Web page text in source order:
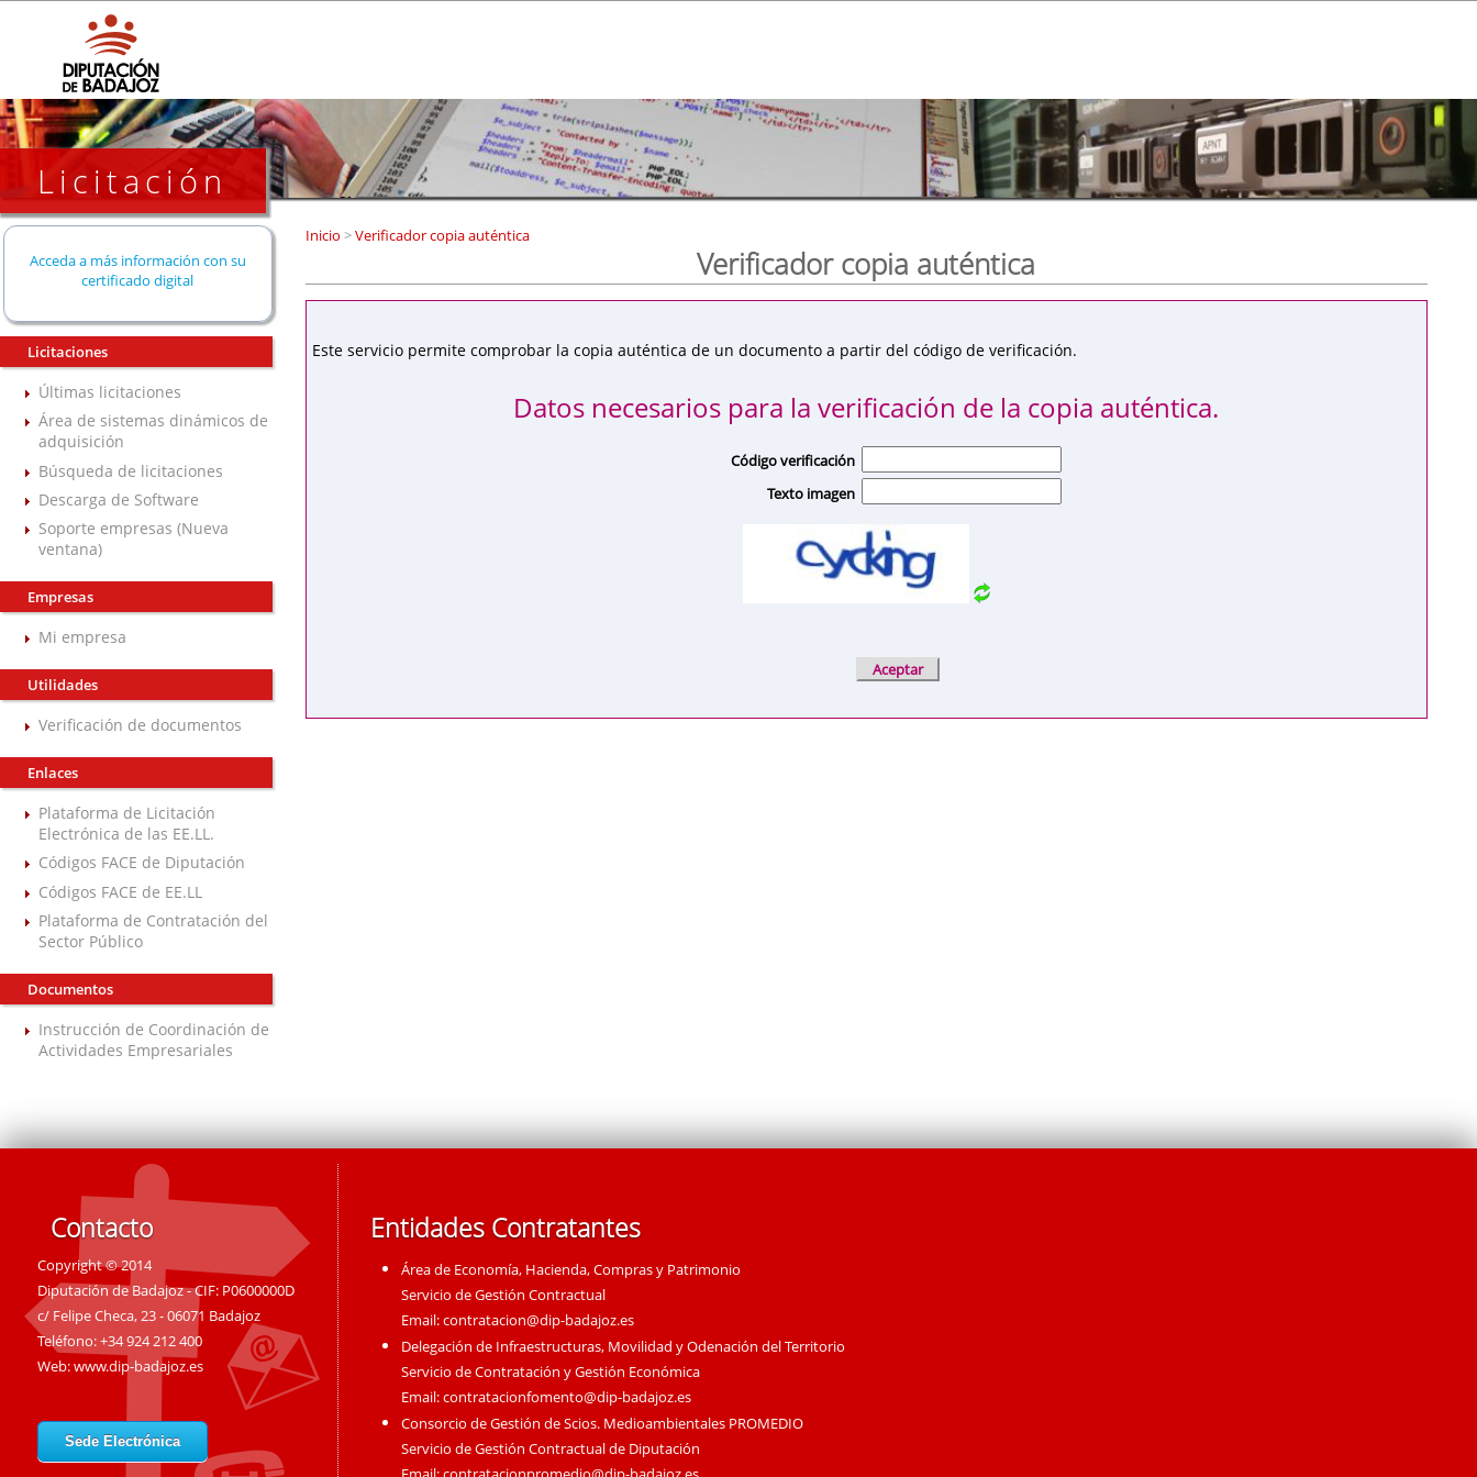
Licitación
Acceda a más información con su
certificado digital
Licitaciones
Últimas licitaciones
Área de sistemas dinámicos de
adquisición
Búsqueda de licitaciones
Descarga de Software
Soporte empresas (Nueva
ventana)
Empresas
Mi empresa
Utilidades
Verificación de documentos
Enlaces
Plataforma de Licitación
Electrónica de las EE.LL.
Códigos FACE de Diputación
Códigos FACE de EE.LL
Plataforma de Contratación del
Sector Público
Documentos
Instrucción de Coordinación de
Actividades Empresariales
Inicio >Verificador copia auténtica
Verificador copia auténtica
Este servicio permite comprobar la copia auténtica de un documento a partir del código de verificación.
Datos necesarios para la verificación de la copia auténtica.
Código verificación
Texto imagen
Contacto
Copyright © 2014
Diputación de Badajoz - CIF: P0600000D
c/ Felipe Checa, 23 - 06071 Badajoz
Teléfono: +34 924 212 400
Web:www.dip-badajoz.es
Sede Electrónica
Entidades Contratantes
Área de Economía, Hacienda, Compras y Patrimonio
Servicio de Gestión Contractual
Email:contratacion@dip-badajoz.es
Delegación de Infraestructuras, Movilidad y Odenación del Territorio
Servicio de Contratación y Gestión Económica
Email:contratacionfomento@dip-badajoz.es
Consorcio de Gestión de Scios. Medioambientales PROMEDIO
Servicio de Gestión Contractual de Diputación